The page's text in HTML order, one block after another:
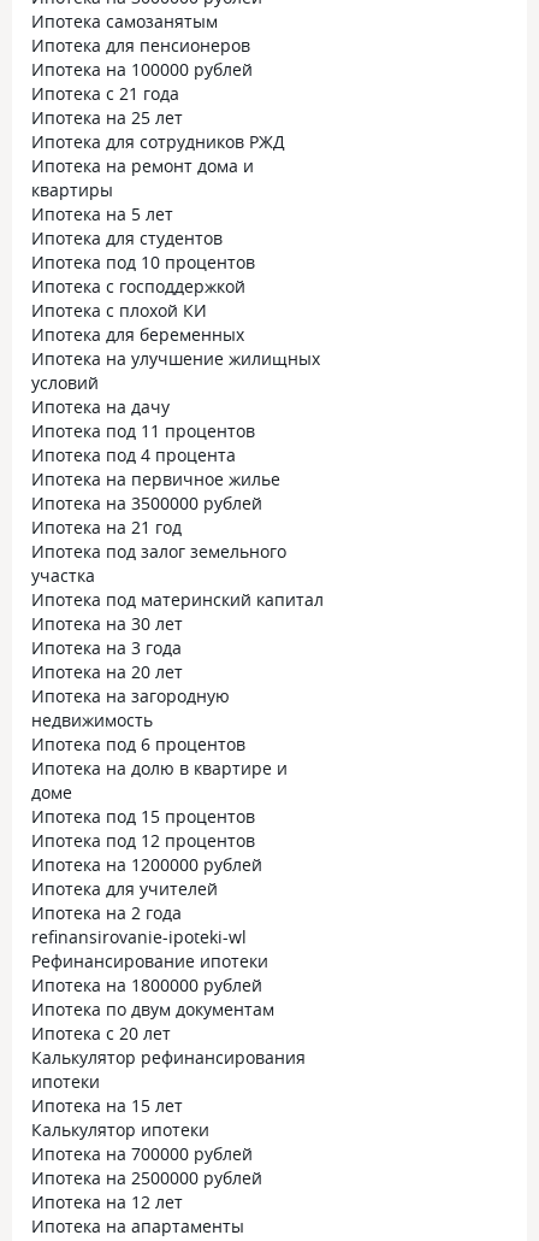
Ипотека самозанятым
Ипотека для пенсионеров
Ипотека на 100000 рублей
Ипотека с 21 года
Ипотека на 25 лет
Ипотека для сотрудников РЖД
Ипотека на ремонт дома и
квартиры
Ипотека на 5 лет
Ипотека для студентов
Ипотека под 10 процентов
Ипотека с господдержкой
Ипотека с плохой КИ
Ипотека для беременных
Ипотека на улучшение жилищных
условий
Ипотека на дачу
Ипотека под 11 процентов
Ипотека под 4 процента
Ипотека на первичное жилье
Ипотека на 3500000 рублей
Ипотека на 21 год
Ипотека под залог земельного
участка
Ипотека под материнский капитал
Ипотека на 30 лет
Ипотека на 3 года
Ипотека на 20 лет
Ипотека на загородную
недвижимость
Ипотека под 6 процентов
Ипотека на долю в квартире и
доме
Ипотека под 15 процентов
Ипотека под 12 процентов
Ипотека на 1200000 рублей
Ипотека для учителей
Ипотека на 2 года
refinansirovanie-ipoteki-wl
Рефинансирование ипотеки
Ипотека на 1800000 рублей
Ипотека по двум документам
Ипотека с 20 лет
Калькулятор рефинансирования
ипотеки
Ипотека на 15 лет
Калькулятор ипотеки
Ипотека на 700000 рублей
Ипотека на 2500000 рублей
Ипотека на 12 лет
Ипотека на апартаменты